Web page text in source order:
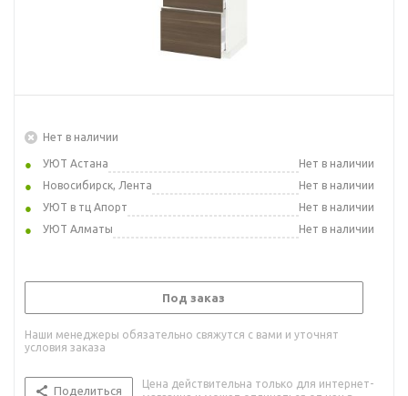
Нет в наличии
УЮТ Астана
Нет в наличии
Новосибирск, Лента
Нет в наличии
УЮТ в тц Апорт
Нет в наличии
УЮТ Алматы
Нет в наличии
Под заказ
Наши менеджеры обязательно свяжутся с вами и уточнят
условия заказа
Поделиться
Цена действительна только для интернет-